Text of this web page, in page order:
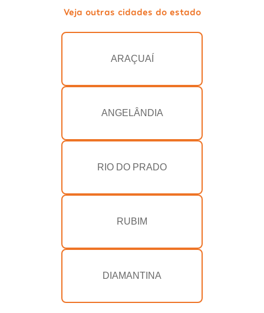
Veja outras cidades do estado
ARAÇUAÍ
ANGELÂNDIA
RIO DO PRADO
RUBIM
DIAMANTINA